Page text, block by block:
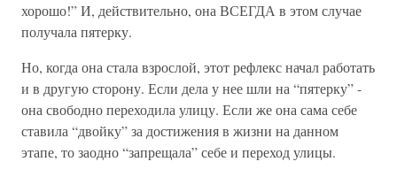
хорошо!” И, действительно, она ВСЕГДА в этом случае
получала пятерку.
Но, когда она стала взрослой, этот рефлекс начал работать
и в другую сторону. Если дела у нее шли на “пятерку” -
она свободно переходила улицу. Если же она сама себе
ставила “двойку” за достижения в жизни на данном
этапе, то заодно “запрещала” себе и переход улицы.